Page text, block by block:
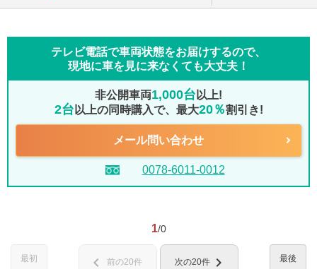
テレビ電話で車両状態をお届けするので、
現地に車を見に来なくても大丈夫！
非公開車両1,000台 以上!
2台 以上の同時購入で、最大20％割引き!
メール問い合わせ
0078-6011-0012
1/0
最初 最後
chevron_left 前の20件 次の20件 chevron_right